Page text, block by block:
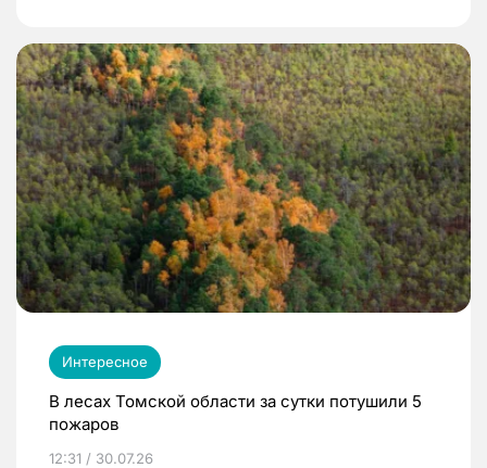
Интересное
В лесах Томской области за сутки потушили 5
пожаров
12:31 / 30.07.26